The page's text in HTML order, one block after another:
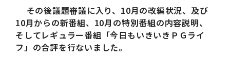
その後議題審議に入り、10月の改編状況、及び
10月からの新番組、10月の特別番組の内容説明、
そしてレギュラー番組「今日もいきいきＰＧライ
フ」の合評を行ないました。